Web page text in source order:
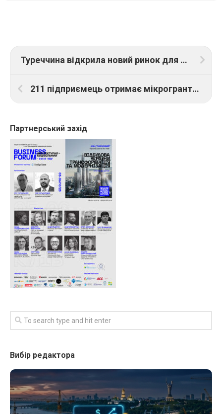
Туреччина відкрила новий ринок для експорту української продукції
211 підприємець отримає мікрогранти на 50 млн грн у шостій хвилі програми “Власна справа”
Партнерський захід
Вибір редактора